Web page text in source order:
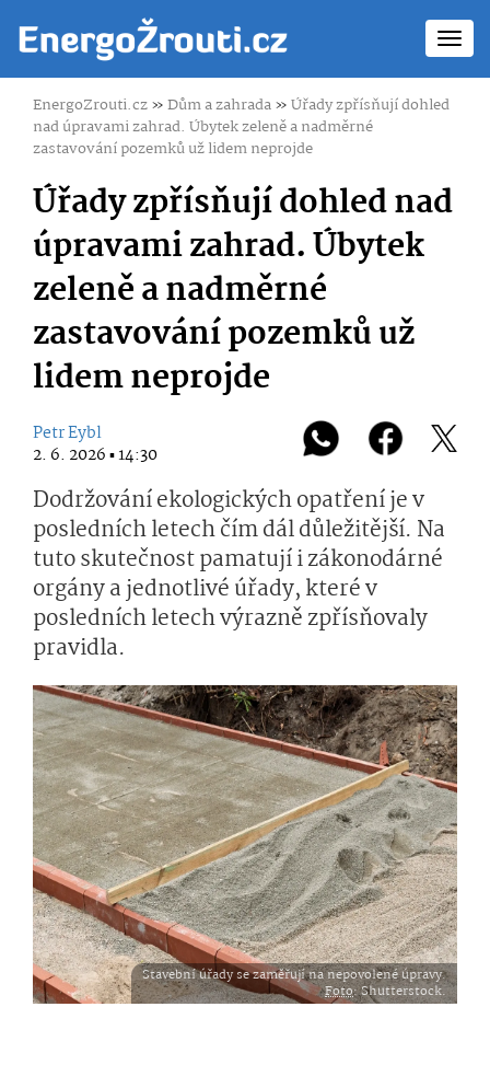
EnergoZrouti.cz»Dům a zahrada»Úřady zpřísňují dohled
nad úpravami zahrad. Úbytek zeleně a nadměrné
zastavování pozemků už lidem neprojde
Úřady zpřísňují dohled nad
úpravami zahrad. Úbytek
zeleně a nadměrné
zastavování pozemků už
lidem neprojde
Petr Eybl
2. 6. 2026 ▪ 14:30
Dodržování ekologických opatření je v
posledních letech čím dál důležitější. Na
tuto skutečnost pamatují i zákonodárné
orgány a jednotlivé úřady, které v
posledních letech výrazně zpřísňovaly
pravidla.
Stavební úřady se zaměřují na nepovolené úpravy.
Foto: Shutterstock.